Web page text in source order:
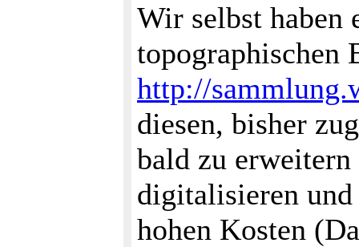
Wir selbst haben
topographischen
http://
diesen, bisher
bald zu
digitalisieren
hohen Kosten